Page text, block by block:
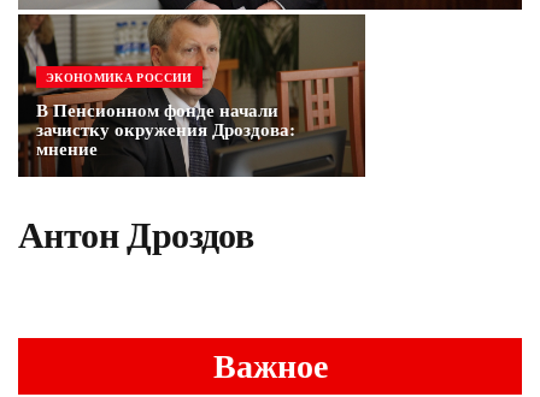
ЭКОНОМИКА РОССИИ
В Пенсионном фонде начали
зачистку окружения Дроздова:
мнение
Антон Дроздов
Важное